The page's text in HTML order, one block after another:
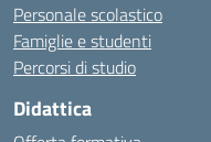
Personale scolastico
Famiglie e studenti
Percorsi di studio
Didattica